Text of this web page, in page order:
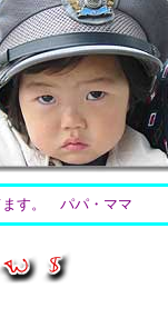
す。 パパ・ママ